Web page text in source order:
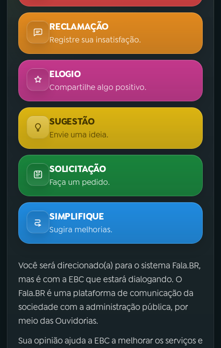
RECLAMAÇÃO
Registre sua insatisfação.
ELOGIO
Compartilhe algo positivo.
SUGESTÃO
Envie uma ideia.
SOLICITAÇÃO
Faça um pedido.
SIMPLIFIQUE
Sugira melhorias.
Você será direcionado(a) para o sistema Fala.BR,
mas é com a EBC que estará dialogando. O
Fala.BR é uma plataforma de comunicação da
sociedade com a administração pública, por
meio das Ouvidorias.
Sua opinião ajuda a EBC a melhorar os serviços e